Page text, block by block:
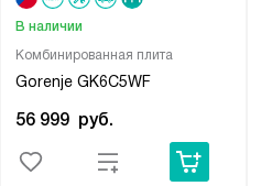
Комбинированная плита
Gorenje GK6C5WF
В наличии
56 999 руб.